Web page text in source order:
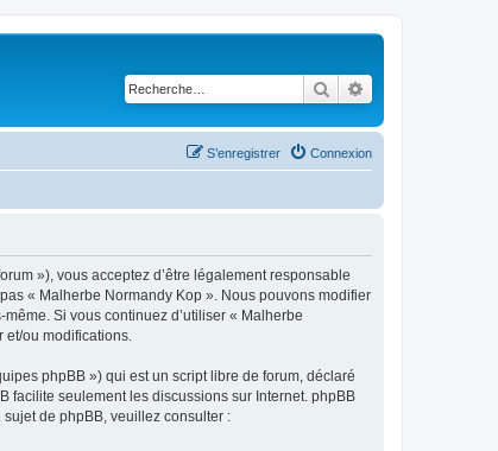
Rechercher
Connexion
S’enregistrer
»), vous acceptez d’être légalement responsable
« Malherbe Normandy Kop ». Nous pouvons modifier
Si vous continuez d’utiliser « Malherbe
ou modifications.
phpBB ») qui est un script libre de forum, déclaré
facilite seulement les discussions sur Internet. phpBB
de phpBB, veuillez consulter :